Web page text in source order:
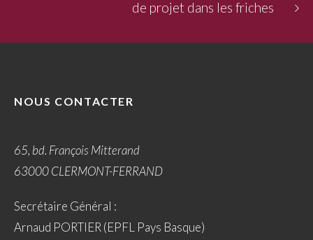
de projet dans les friches
NOUS CONTACTER
65, bd. François Mitterand
63000 CLERMONT-FERRAND
Secrétaire Général :
Arnaud PORTIER (EPFL Pays Basque)